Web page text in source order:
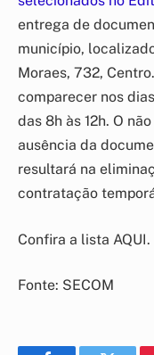
entrega de
município,
Moraes, 732,
comparecer nos
das 8h às 12h. O
ausência da
resultará na
contratação
Confira a lista AQUI.
Fonte: SECOM